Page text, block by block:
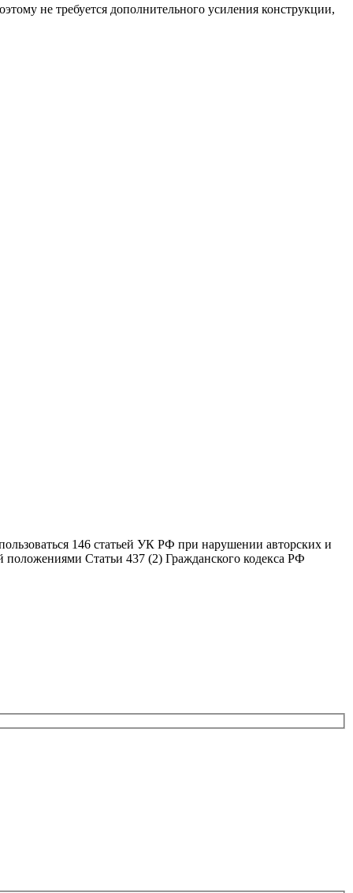
не требуется дополнительного усиления конструкции,
146 статьей УК РФ при нарушении авторских и
Статьи 437 (2) Гражданского кодекса РФ